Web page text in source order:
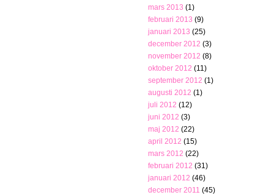
mars 2013 (1)
februari 2013 (9)
januari 2013 (25)
december 2012 (3)
november 2012 (8)
oktober 2012 (11)
september 2012 (1)
augusti 2012 (1)
juli 2012 (12)
juni 2012 (3)
maj 2012 (22)
april 2012 (15)
mars 2012 (22)
februari 2012 (31)
januari 2012 (46)
december 2011 (45)